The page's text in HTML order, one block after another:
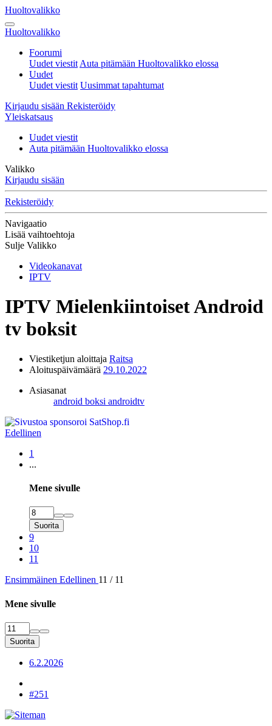
Huoltovalikko
Huoltovalikko
Foorumi
Uudet viestit Auta pitämään Huoltovalikko elossa
Uudet
Uudet viestit Uusimmat tapahtumat
Kirjaudu sisään Rekisteröidy
Yleiskatsaus
Uudet viestit
Auta pitämään Huoltovalikko elossa
Valikko
Kirjaudu sisään
Rekisteröidy
Navigaatio
Lisää vaihtoehtoja
Sulje Valikko
Videokanavat
IPTV
IPTV Mielenkiintoiset Android
tv boksit
Viestiketjun aloittaja Raitsa
Aloituspäivämäärä 29.10.2022
Asiasanat
android boksi androidtv
Edellinen
1
...
Mene sivulle
Suorita
9
10
11
Ensimmäinen Edellinen 11 / 11
Mene sivulle
Suorita
6.2.2026
#251